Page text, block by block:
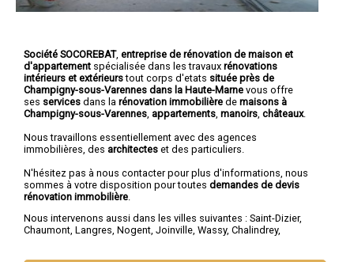
Société SOCOREBAT, entreprise de rénovation de maison et
d'appartement spécialisée dans les travaux rénovations
intérieurs et extérieurstout corps d'etats située près de
Champigny-sous-Varennes dans la Haute-Marne vous offre
ses services dans la rénovation immobilière de maisons à
Champigny-sous-Varennes appartements manoirs châteaux.
Nous travaillons essentiellement avec des agences
immobilières, des architectes et des particuliers.
N'hésitez pas à nous contacter pour plus d'informations, nous
sommes à votre disposition pour toutes demandes de devis
rénovation immobilière
Nous intervenons aussi dans les villes suivantes : Saint-Dizier,
Chaumont, Langres, Nogent, Joinville, Wassy, Chalindrey,